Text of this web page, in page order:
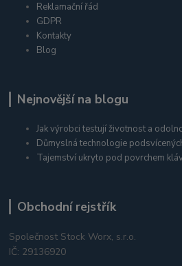
Reklamační řád
GDPR
Kontakty
Blog
Nejnovější na blogu
Jak výrobci testují životnost a
Důmyslná technologie
Tajemství ukryto pod povrchem
Obchodní rejstřík
Společnost Stock Worx, s.r.o.
IČ: 29136920